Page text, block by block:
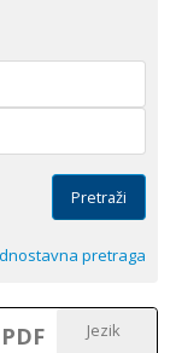
Pretraži
pretraga
PDF Jezik